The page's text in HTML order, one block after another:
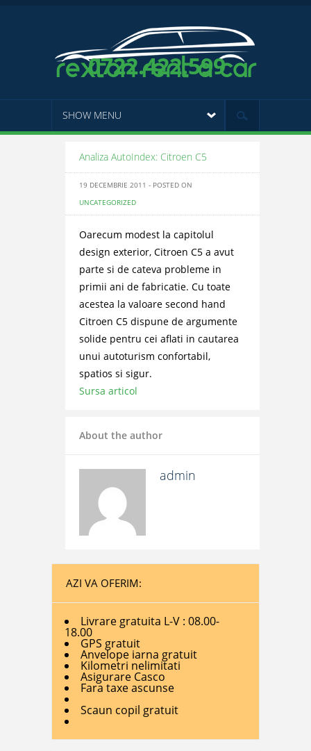
0722.422.599
SHOW MENU
Analiza AutoIndex: Citroen C5
19 DECEMBRIE 2011 - POSTED ON
UNCATEGORIZED
Oarecum modest la capitolul
design exterior, Citroen C5 a avut
parte si de cateva probleme in
primii ani de fabricatie. Cu toate
acestea la valoare second hand
Citroen C5 dispune de argumente
solide pentru cei aflati in cautarea
unui autoturism confortabil,
spatios si sigur.
Sursa articol
About the author
admin
AZI VA OFERIM:
Livrare gratuita L-V : 08.00-
18.00
GPS gratuit
Anvelope iarna gratuit
Kilometri nelimitati
Asigurare Casco
Fara taxe ascunse
Scaun copil gratuit